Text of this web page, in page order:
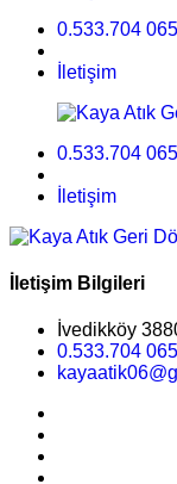
0.533.704
İletişim
0.533.704
İletişim
İletişim Bilgileri
İvedikköy
0.533.704